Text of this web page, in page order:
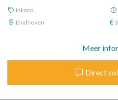
Inkoop
Eindhoven
Meer
Direct